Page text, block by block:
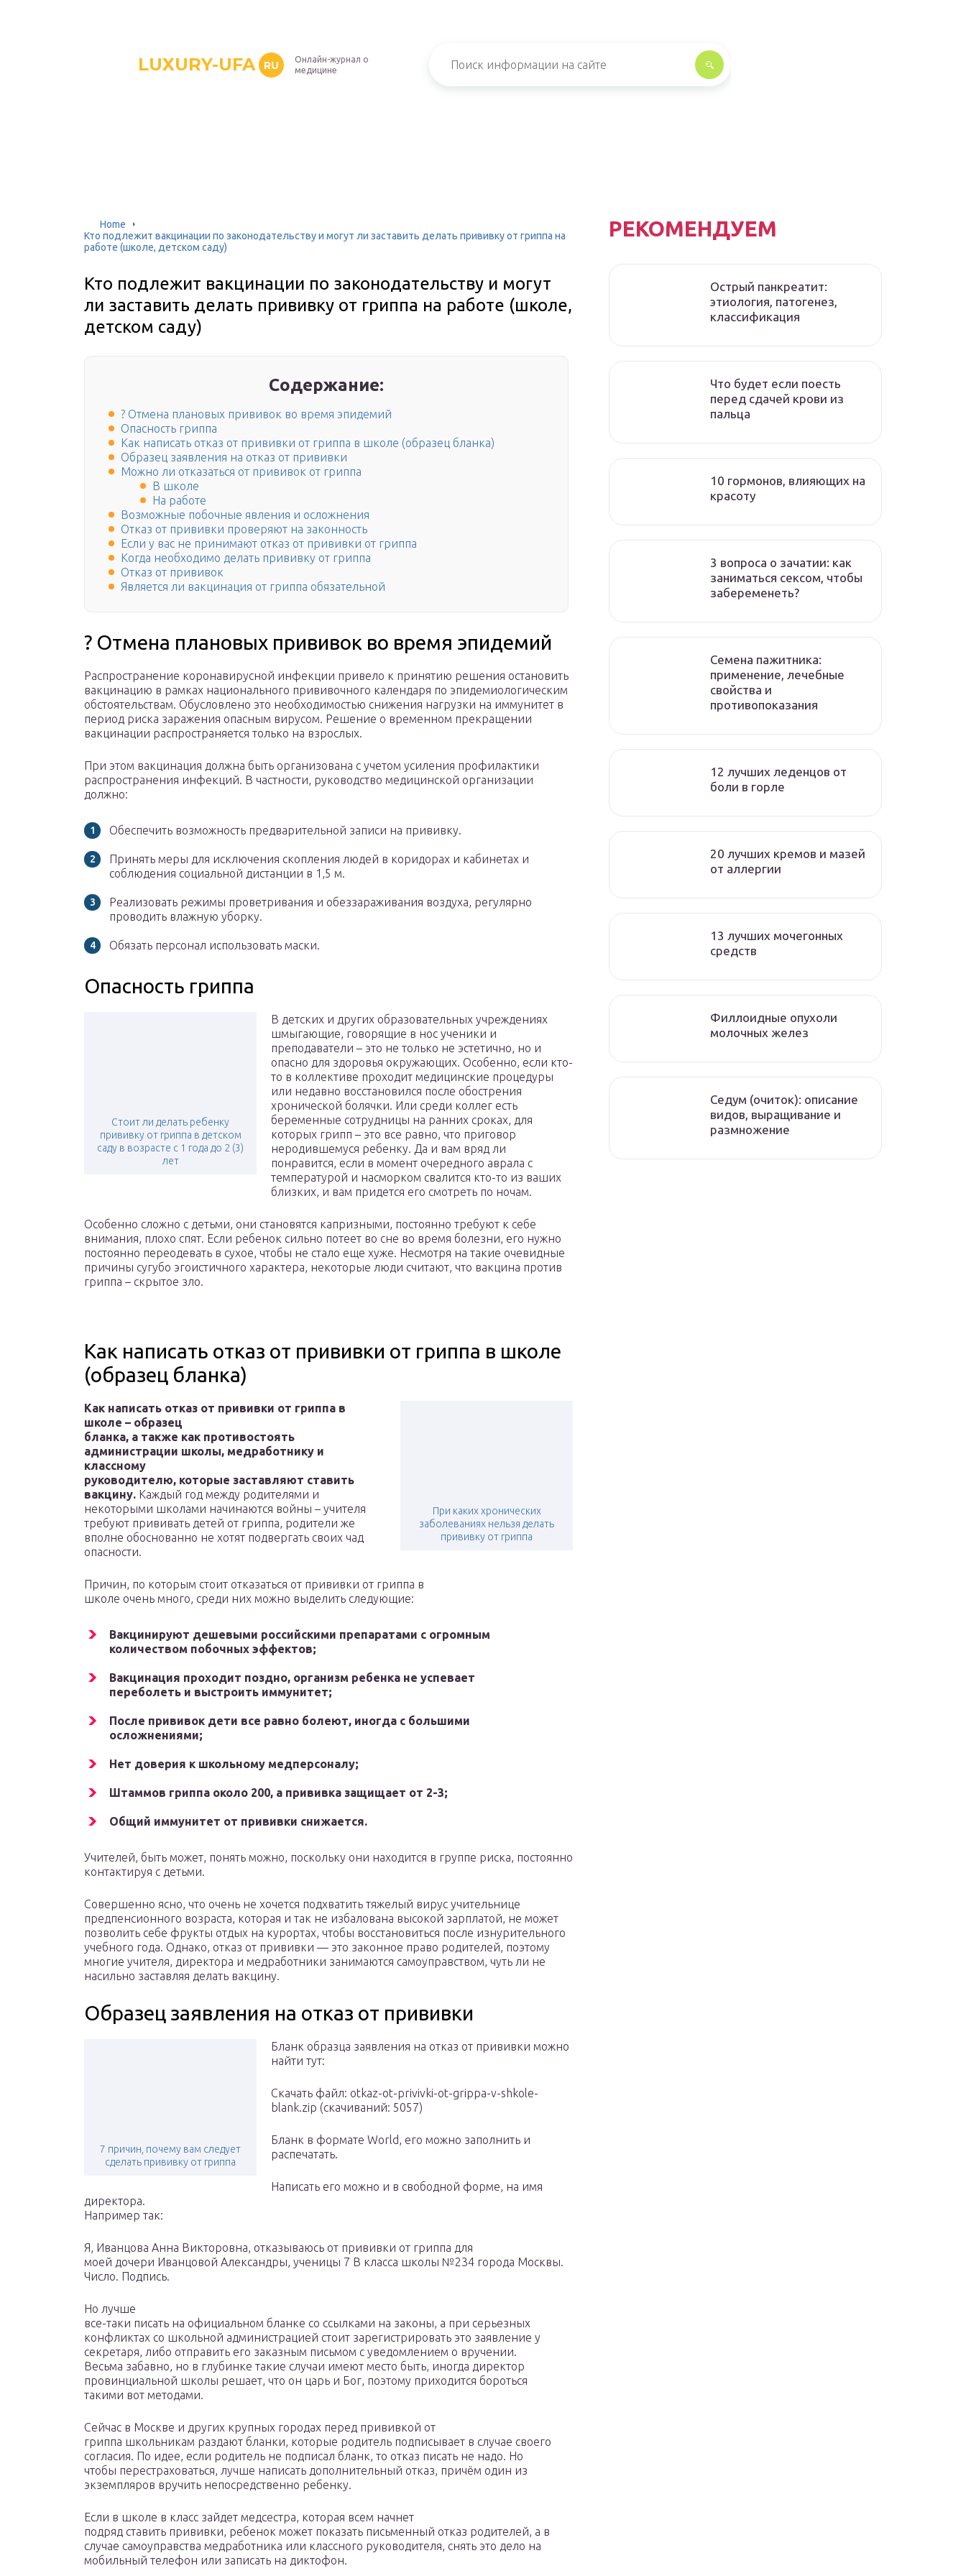
LUXURY-UFA RU
Онлайн-журнал о
медицине
Home
Кто подлежит вакцинации по законодательству и могут ли заставить делать прививку от гриппа на
работе (школе, детском саду)
Кто подлежит вакцинации по законодательству и могут
ли заставить делать прививку от гриппа на работе (школе,
детском саду)
Содержание:
? Отмена плановых прививок во время эпидемий
Опасность гриппа
Как написать отказ от прививки от гриппа в школе (образец бланка)
Образец заявления на отказ от прививки
Можно ли отказаться от прививок от гриппа
В школе
На работе
Возможные побочные явления и осложнения
Отказ от прививки проверяют на законность
Если у вас не принимают отказ от прививки от гриппа
Когда необходимо делать прививку от гриппа
Отказ от прививок
Является ли вакцинация от гриппа обязательной
? Отмена плановых прививок во время эпидемий
Распространение коронавирусной инфекции привело к принятию решения остановить
вакцинацию в рамках национального прививочного календаря по эпидемиологическим
обстоятельствам. Обусловлено это необходимостью снижения нагрузки на иммунитет в
период риска заражения опасным вирусом. Решение о временном прекращении
вакцинации распространяется только на взрослых.
При этом вакцинация должна быть организована с учетом усиления профилактики
распространения инфекций. В частности, руководство медицинской организации
должно:
Обеспечить возможность предварительной записи на прививку.
Принять меры для исключения скопления людей в коридорах и кабинетах и
соблюдения социальной дистанции в 1,5 м.
Реализовать режимы проветривания и обеззараживания воздуха, регулярно
проводить влажную уборку.
Обязать персонал использовать маски.
Опасность гриппа
Стоит ли делать ребенку
прививку от гриппа в детском
саду в возрасте с 1 года до 2 (3)
лет
В детских и других образовательных учреждениях
шмыгающие, говорящие в нос ученики и
преподаватели – это не только не эстетично, но и
опасно для здоровья окружающих. Особенно, если кто-
то в коллективе проходит медицинские процедуры
или недавно восстановился после обострения
хронической болячки. Или среди коллег есть
беременные сотрудницы на ранних сроках, для
которых грипп – это все равно, что приговор
неродившемуся ребенку. Да и вам вряд ли
понравится, если в момент очередного аврала с
температурой и насморком свалится кто-то из ваших
близких, и вам придется его смотреть по ночам.
Особенно сложно с детьми, они становятся капризными, постоянно требуют к себе
внимания, плохо спят. Если ребенок сильно потеет во сне во время болезни, его нужно
постоянно переодевать в сухое, чтобы не стало еще хуже. Несмотря на такие очевидные
причины сугубо эгоистичного характера, некоторые люди считают, что вакцина против
гриппа – скрытое зло.
Как написать отказ от прививки от гриппа в школе
(образец бланка)
При каких хронических
заболеваниях нельзя делать
прививку от гриппа
Как написать отказ от прививки от гриппа в
школе – образец
бланка, а также как противостоять
администрации школы, медработнику и
классному
руководителю, которые заставляют ставить
вакцину. Каждый год между родителями и
некоторыми школами начинаются войны – учителя
требуют прививать детей от гриппа, родители же
вполне обоснованно не хотят подвергать своих чад
опасности.
Причин, по которым стоит отказаться от прививки от гриппа в
школе очень много, среди них можно выделить следующие:
Вакцинируют дешевыми российскими препаратами с огромным
количеством побочных эффектов;
Вакцинация проходит поздно, организм ребенка не успевает
переболеть и выстроить иммунитет;
После прививок дети все равно болеют, иногда с большими
осложнениями;
Нет доверия к школьному медперсоналу;
Штаммов гриппа около 200, а прививка защищает от 2-3;
Общий иммунитет от прививки снижается.
Учителей, быть может, понять можно, поскольку они находится в группе риска, постоянно
контактируя с детьми.
Совершенно ясно, что очень не хочется подхватить тяжелый вирус учительнице
предпенсионного возраста, которая и так не избалована высокой зарплатой, не может
позволить себе фрукты отдых на курортах, чтобы восстановиться после изнурительного
учебного года. Однако, отказ от прививки — это законное право родителей, поэтому
многие учителя, директора и медработники занимаются самоуправством, чуть ли не
насильно заставляя делать вакцину.
Образец заявления на отказ от прививки
7 причин, почему вам следует
сделать прививку от гриппа
Бланк образца заявления на отказ от прививки можно
найти тут:
Скачать файл: otkaz-ot-privivki-ot-grippa-v-shkole-
blank.zip (cкачиваний: 5057)
Бланк в формате World, его можно заполнить и
распечатать.
Написать его можно и в свободной форме, на имя
директора.
Например так:
Я, Иванцова Анна Викторовна, отказываюсь от прививки от гриппа для
моей дочери Иванцовой Александры, ученицы 7 В класса школы №234 города Москвы.
Число. Подпись.
Но лучше
все-таки писать на официальном бланке со ссылками на законы, а при серьезных
конфликтах со школьной администрацией стоит зарегистрировать это заявление у
секретаря, либо отправить его заказным письмом с уведомлением о вручении.
Весьма забавно, но в глубинке такие случаи имеют место быть, иногда директор
провинциальной школы решает, что он царь и Бог, поэтому приходится бороться
такими вот методами.
Сейчас в Москве и других крупных городах перед прививкой от
гриппа школьникам раздают бланки, которые родитель подписывает в случае своего
согласия. По идее, если родитель не подписал бланк, то отказ писать не надо. Но
чтобы перестраховаться, лучше написать дополнительный отказ, причём один из
экземпляров вручить непосредственно ребенку.
Если в школе в класс зайдет медсестра, которая всем начнет
подряд ставить прививки, ребенок может показать письменный отказ родителей, а в
случае самоуправства медработника или классного руководителя, снять это дело на
мобильный телефон или записать на диктофон.
РЕКОМЕНДУЕМ
Острый панкреатит:
этиология, патогенез,
классификация
Что будет если поесть
перед сдачей крови из
пальца
10 гормонов, влияющих на
красоту
3 вопроса о зачатии: как
заниматься сексом, чтобы
забеременеть?
Семена пажитника:
применение, лечебные
свойства и
противопоказания
12 лучших леденцов от
боли в горле
20 лучших кремов и мазей
от аллергии
13 лучших мочегонных
средств
Филлоидные опухоли
молочных желез
Седум (очиток): описание
видов, выращивание и
размножение